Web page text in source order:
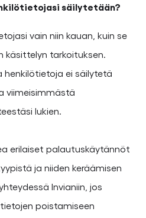
säilytetään?
vain niin kauan, kuin se
käsittelyn tarkoituksen.
henkilötietoja ei säilytetä
viimeisimmästä
lukien.
erilaiset palautuskäytännöt
ja niiden keräämisen
Invianiin, jos
poistamiseen